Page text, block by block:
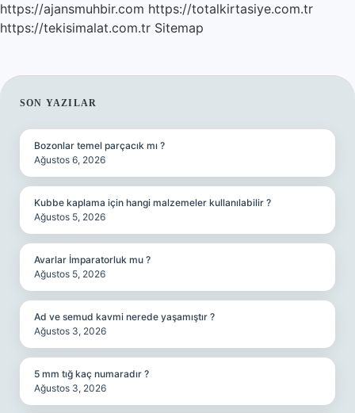
https://ajansmuhbir.com https://totalkirtasiye.com.tr
https://tekisimalat.com.tr Sitemap
SIDEBAR
SON YAZILAR
Bozonlar temel parçacık mı ?
Ağustos 6, 2026
Kubbe kaplama için hangi malzemeler kullanılabilir ?
Ağustos 5, 2026
Avarlar İmparatorluk mu ?
Ağustos 5, 2026
Ad ve semud kavmi nerede yaşamıştır ?
Ağustos 3, 2026
5 mm tığ kaç numaradır ?
Ağustos 3, 2026